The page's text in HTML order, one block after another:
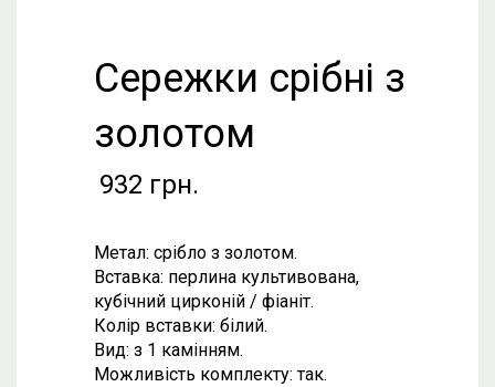
Сережки срібні з
золотом
932 грн.
Метал: срібло з золотом.
Вставка: перлина культивована,
кубічний цирконій / фіаніт.
Колір вставки: білий.
Вид: з 1 камінням.
Можливість комплекту: так.